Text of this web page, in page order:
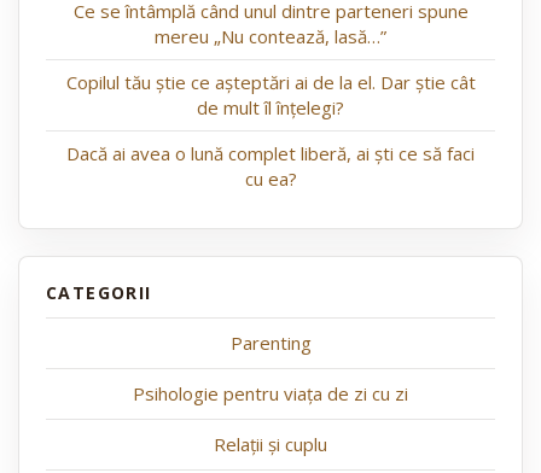
Ce se întâmplă când unul dintre parteneri spune
mereu „Nu contează, lasă…”
Copilul tău știe ce așteptări ai de la el. Dar știe cât
de mult îl înțelegi?
Dacă ai avea o lună complet liberă, ai ști ce să faci
cu ea?
Parenting
Psihologie pentru viața de zi cu zi
Relații și cuplu